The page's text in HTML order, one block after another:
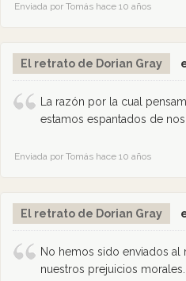
Enviada por Tomás hace 10 años
El retrato de Dorian Gray
La razón por la cual
estamos espantados de
Enviada por Tomás hace 10 años
El retrato de Dorian Gray
No hemos sido enviados
nuestros prejuicios morales.